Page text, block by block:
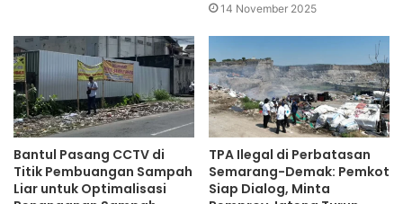
14 November 2025
Bantul Pasang CCTV di
Titik Pembuangan Sampah
Liar untuk Optimalisasi
TPA Ilegal di Perbatasan
Semarang-Demak: Pemkot
Siap Dialog, Minta